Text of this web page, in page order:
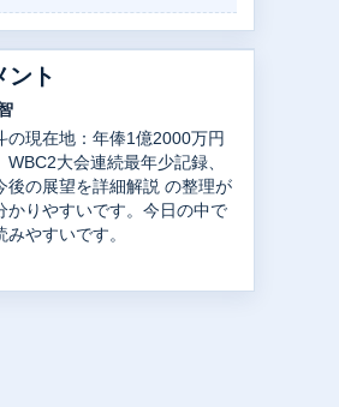
ント
川島如恵留のネットの噂
トチェック！元カノ急死、ハ
病、IQと活動休止の真相を解
ていますが、この解説は落ち
て信頼できます。